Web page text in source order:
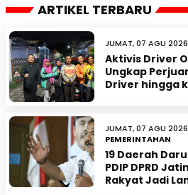
ARTIKEL TERBARU
JUMAT, 07 AGU
Aktivis Driver
Ungkap
Driver hingga
JUMAT, 07 AGU
PEMERINTAHAN
19 Daerah
PDIP DPRD
Rakyat Jadi